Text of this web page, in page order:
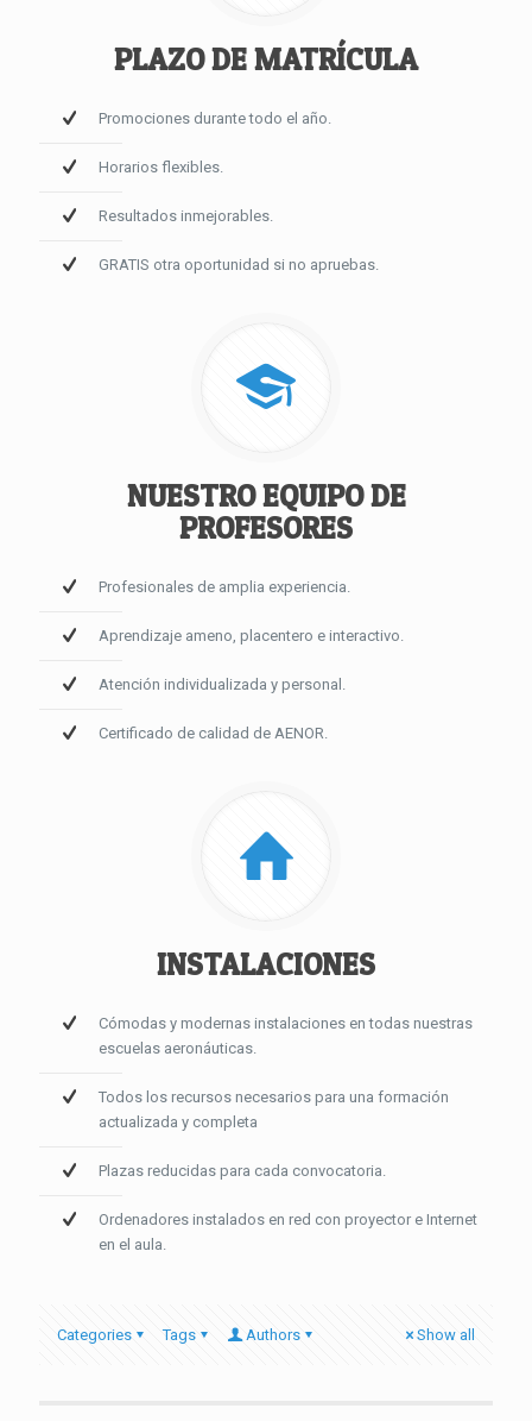
PLAZO DE MATRÍCULA
Promociones durante todo el año.
Horarios flexibles.
Resultados inmejorables.
GRATIS otra oportunidad si no apruebas.
NUESTRO EQUIPO DE
PROFESORES
Profesionales de amplia experiencia.
Aprendizaje ameno, placentero e interactivo.
Atención individualizada y personal.
Certificado de calidad de AENOR.
INSTALACIONES
Cómodas y modernas instalaciones en todas nuestras
escuelas aeronáuticas.
Todos los recursos necesarios para una formación
actualizada y completa
Plazas reducidas para cada convocatoria.
Ordenadores instalados en red con proyector e Internet
en el aula.
Categories Tags Authors Show all